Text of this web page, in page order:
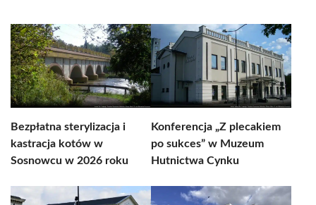
Bezpłatna sterylizacja i
kastracja kotów w
Sosnowcu w 2026 roku
Konferencja „Z plecakiem
po sukces” w Muzeum
Hutnictwa Cynku